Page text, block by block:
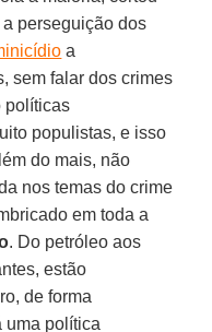
perseguição dos
a
sem falar dos crimes
políticas
populistas, e isso
do mais, não
nos temas do crime
em toda a
. Do petróleo aos
estão
de forma
uma política